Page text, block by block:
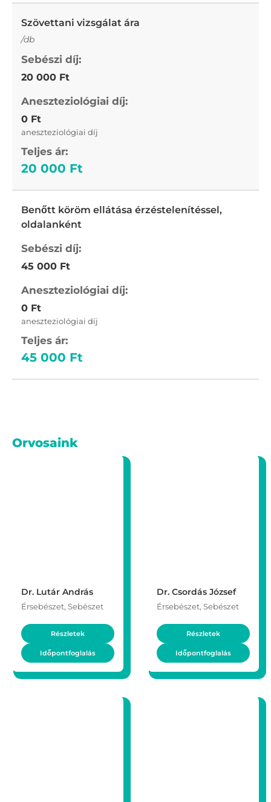
Szövettani vizsgálat ára
/db
20 000 Ft
0 Ft
aneszteziológiai díj
20 000 Ft
Benőtt köröm ellátása érzéstelenítéssel,
oldalanként
45 000 Ft
0 Ft
aneszteziológiai díj
45 000 Ft
Orvosaink
Dr. Lutár András
Érsebészet, Sebészet
Részletek
Időpontfoglalás
Dr. Csordás József
Érsebészet, Sebészet
Részletek
Időpontfoglalás